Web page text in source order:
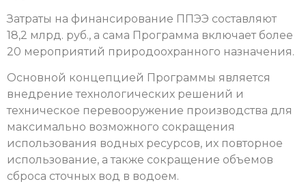
Затраты на финансирование ППЭЭ составляют
18,2 млрд. руб., а сама Программа включает более
20 мероприятий природоохранного назначения.
Основной концепцией Программы является
внедрение технологических решений и
техническое перевооружение производства для
максимально возможного сокращения
использования водных ресурсов, их повторное
использование, а также сокращение объемов
сброса сточных вод в водоем.